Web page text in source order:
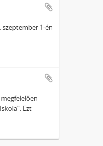
szeptember 1-én
Ezt